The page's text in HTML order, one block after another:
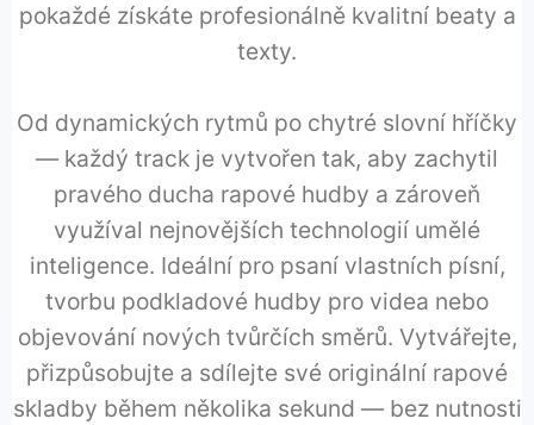
pokaždé získáte profesionálně kvalitní beaty a
texty.
Od dynamických rytmů po chytré slovní hříčky
— každý track je vytvořen tak, aby zachytil
pravého ducha rapové hudby a zároveň
využíval nejnovějších technologií umělé
inteligence. Ideální pro psaní vlastních písní,
tvorbu podkladové hudby pro videa nebo
objevování nových tvůrčích směrů. Vytvářejte,
přizpůsobujte a sdílejte své originální rapové
skladby během několika sekund — bez nutnosti